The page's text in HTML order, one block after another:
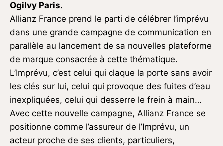
Ogilvy Paris.
Allianz France prend le parti de célébrer l’imprévu
dans une grande campagne de communication en
parallèle au lancement de sa nouvelles plateforme
de marque consacrée à cette thématique.
L’Imprévu, c’est celui qui claque la porte sans avoir
les clés sur lui, celui qui provoque des fuites d’eau
inexpliquées, celui qui desserre le frein à main…
Avec cette nouvelle campagne, Allianz France se
positionne comme l’assureur de l’Imprévu, un
acteur proche de ses clients, particuliers,